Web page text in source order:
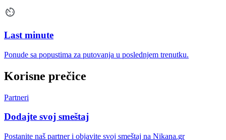
Last minute
Ponude sa popustima za putovanja u poslednjem trenutku.
Korisne prečice
Partneri
Dodajte svoj smeštaj
Postanite naš partner i objavite svoj smeštaj na Nikana.gr